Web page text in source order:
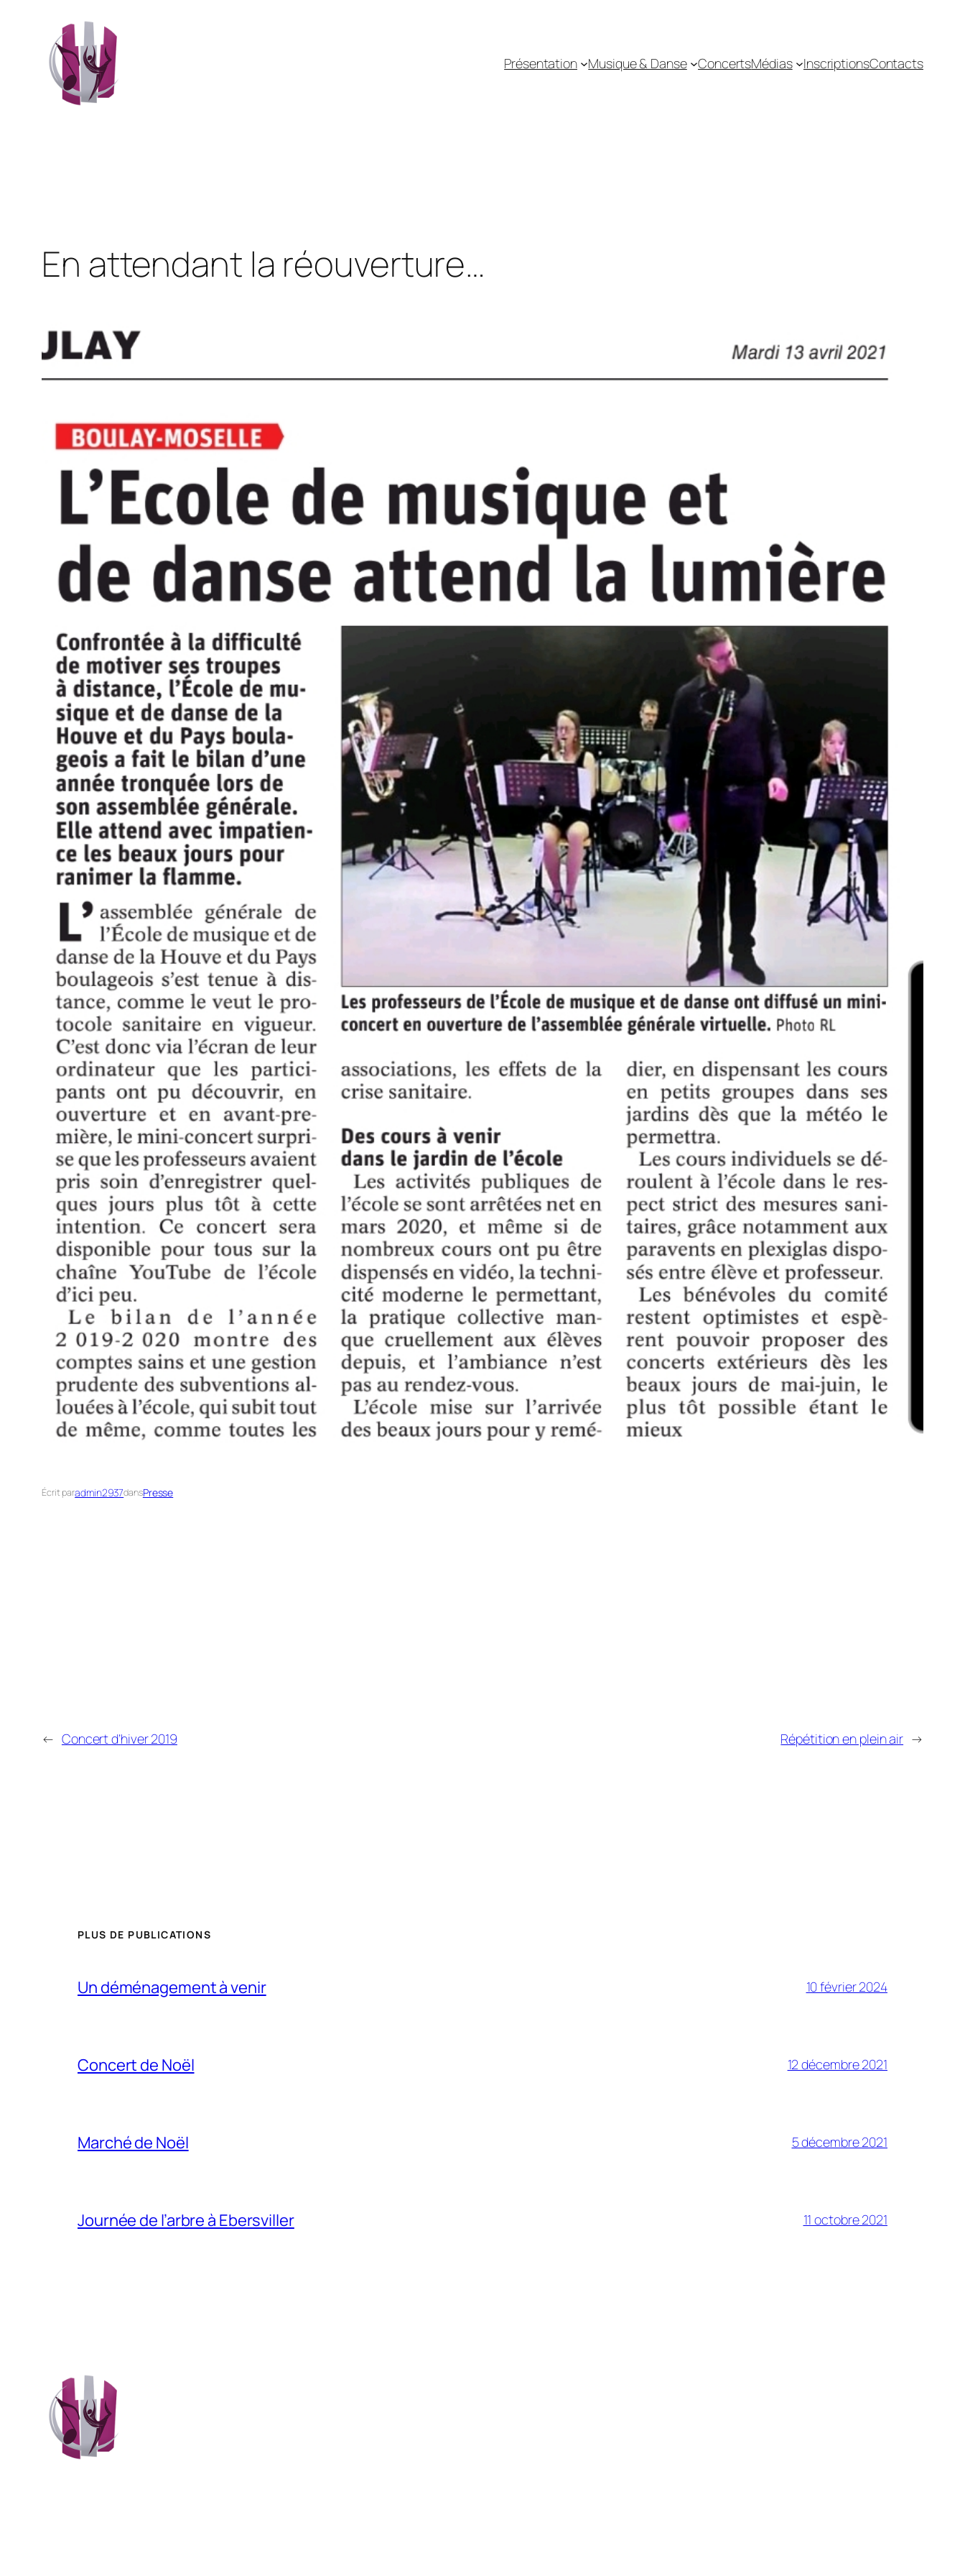
contenu
Présentation Musique & Danse ConcertsMédias InscriptionsContacts
En attendant la réouverture…
Écrit paradmin2937dansPresse
← Concert d’hiver 2019 Répétition en plein air →
PLUS DE PUBLICATIONS
Un déménagement à venir 10 février 2024
Concert de Noël 12 décembre 2021
Marché de Noël 5 décembre 2021
Journée de l’arbre à Ebersviller 11 octobre 2021